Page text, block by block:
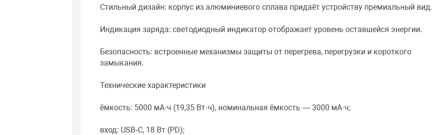
Стильный дизайн: корпус из алюминиевого сплава придаёт устройству премиальный вид.
Индикация заряда: светодиодный индикатор отображает уровень оставшейся энергии.
Безопасность: встроенные механизмы защиты от перегрева, перегрузки и короткого
замыкания.
Технические характеристики
ёмкость: 5000 мА·ч (19,35 Вт·ч), номинальная ёмкость — 3000 мА·ч;
вход: USB‑C, 18 Вт (PD);